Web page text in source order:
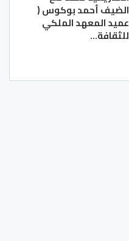
الضيف أحمد بوكوس (
عميد المعهد الملكي
للثقافة…